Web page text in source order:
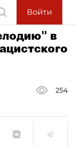
Войти
в
254